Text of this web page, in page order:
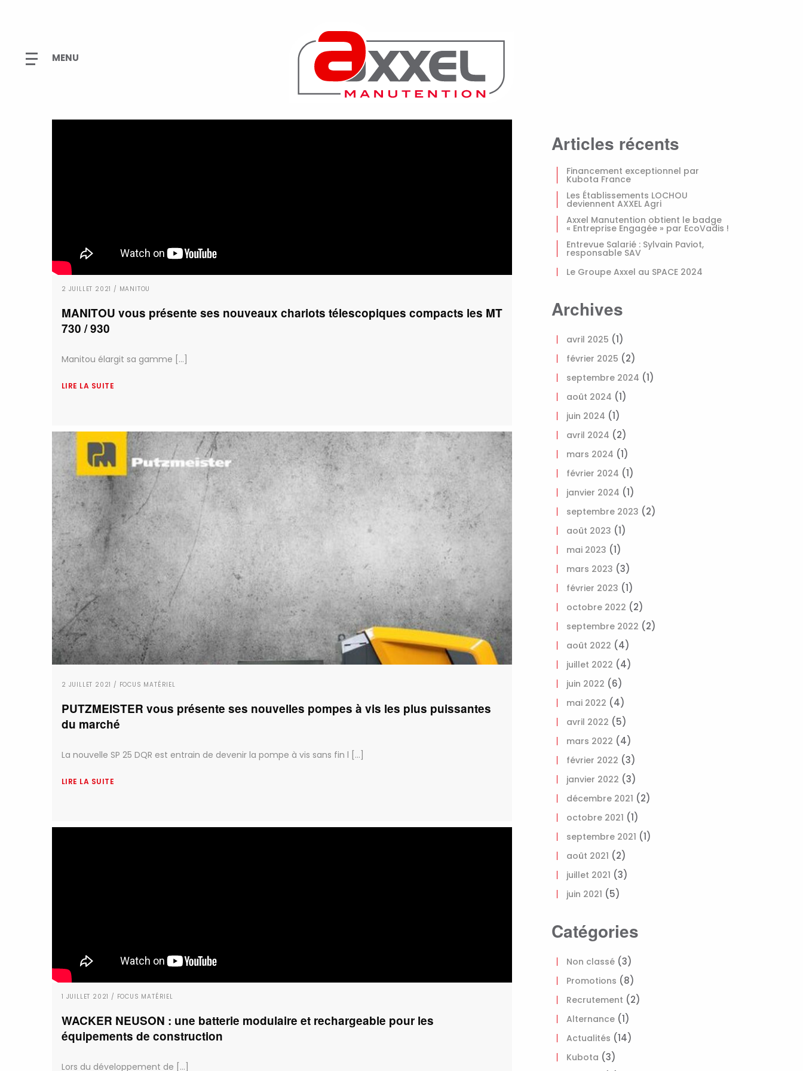
2 JUILLET 2021 / MANITOU
MANITOU vous présente ses nouveaux chariots télescopiques compacts les MT
730 / 930
Manitou élargit sa gamme [...]
LIRE LA SUITE
2 JUILLET 2021 / FOCUS MATÉRIEL
PUTZMEISTER vous présente ses nouvelles pompes à vis les plus puissantes
du marché
La nouvelle SP 25 DQR est entrain de devenir la pompe à vis sans fin l [...]
LIRE LA SUITE
1 JUILLET 2021 / FOCUS MATÉRIEL
WACKER NEUSON : une batterie modulaire et rechargeable pour les
équipements de construction
Lors du développement de [...]
Articles récents
Financement exceptionnel par
Kubota France
Les Établissements LOCHOU
deviennent AXXEL Agri
Axxel Manutention obtient le badge
« Entreprise Engagée » par EcoVadis !
Entrevue Salarié : Sylvain Paviot,
responsable SAV
Le Groupe Axxel au SPACE 2024
Archives
avril 2025 (1)
février 2025 (2)
septembre 2024 (1)
août 2024 (1)
juin 2024 (1)
avril 2024 (2)
mars 2024 (1)
février 2024 (1)
janvier 2024 (1)
septembre 2023 (2)
août 2023 (1)
mai 2023 (1)
mars 2023 (3)
février 2023 (1)
octobre 2022 (2)
septembre 2022 (2)
août 2022 (4)
juillet 2022 (4)
juin 2022 (6)
mai 2022 (4)
avril 2022 (5)
mars 2022 (4)
février 2022 (3)
janvier 2022 (3)
décembre 2021 (2)
octobre 2021 (1)
septembre 2021 (1)
août 2021 (2)
juillet 2021 (3)
juin 2021 (5)
Catégories
Non classé (3)
Promotions (8)
Recrutement (2)
Alternance (1)
Actualités (14)
Kubota (3)